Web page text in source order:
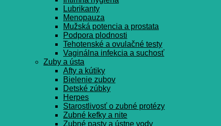
Lubrikanty
Menopauza
Mužská potencia a prostata
Podpora plodnosti
Tehotenské a ovulačné testy
Vaginálna infekcia a suchosť
Zuby a ústa
Afty a kútiky
Bielenie zubov
Detské zúbky
Herpes
Starostlivosť o zubné protézy
Zubné kefky a nite
Zubné pasty a ústne vody